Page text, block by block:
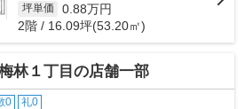
坪単価 0.88万円
2階 / 16.09坪(53.20㎡)
林１丁目の店舗一部
0 礼0